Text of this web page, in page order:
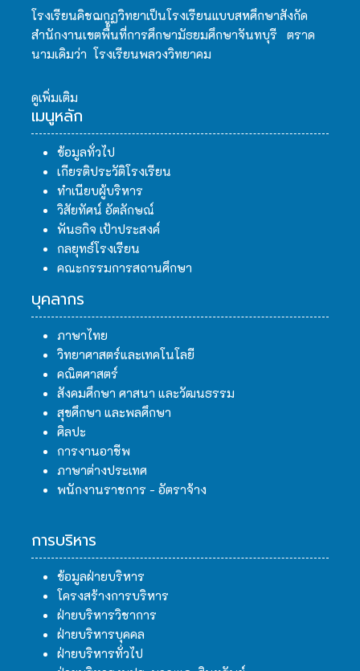
โรงเรียนคิชฌกูฏวิทยาเป็นโรงเรียนแบบสหศึกษาสังกัด
สำนักงานเขตพื้นที่การศึกษามัธยมศึกษาจันทบุรี ตราด
นามเดิมว่า โรงเรียนพลวงวิทยาคม
ดูเพิ่มเติม
เมนูหลัก
ข้อมูลทั่วไป
เกียรติประวัติโรงเรียน
ทำเนียบผู้บริหาร
วิสัยทัศน์ อัตลักษณ์
พันธกิจ เป้าประสงค์
กลยุทธ์โรงเรียน
คณะกรรมการสถานศึกษา
บุคลากร
ภาษาไทย
วิทยาศาสตร์และเทคโนโลยี
คณิตศาสตร์
สังคมศึกษา ศาสนา และวัฒนธรรม
สุขศึกษา และพลศึกษา
ศิลปะ
การงานอาชีพ
ภาษาต่างประเทศ
พนักงานราชการ - อัตราจ้าง
การบริหาร
ข้อมูลฝ่ายบริหาร
โครงสร้างการบริหาร
ฝ่ายบริหารวิชาการ
ฝ่ายบริหารบุคคล
ฝ่ายบริหารทั่วไป